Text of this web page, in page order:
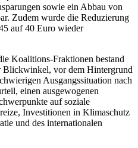
sowie ein Abbau von
Zudem wurde die Reduzierung
auf 40 Euro wieder
Koalitions-Fraktionen bestand
Blickwinkel, vor dem Hintergrund
Ausgangssituation nach
einen ausgewogenen
auf soziale
Investitionen in Klimaschutz
und des internationalen